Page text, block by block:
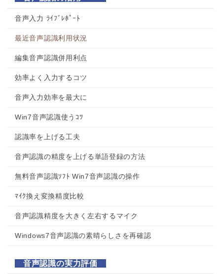
音声入力 ﾗｲﾌﾞﾚﾎﾟｰﾄ
最近音声認識利用状況
編集音声認識併用利点
効率よく入力するコツ
音声入力効率を最大に
Win7音声認識使うｺﾂ
認識率を上げる工夫
音声認識の精度を上げる単語登録の方法
無料音声認識ｿﾌﾄ Win7音声認識の操作
ﾏｲｸ換え変換精度比較
音声認識精度を大きく左右するマイク
Windows7音声認識の素晴らしさを再確認
音声認識の実力評価